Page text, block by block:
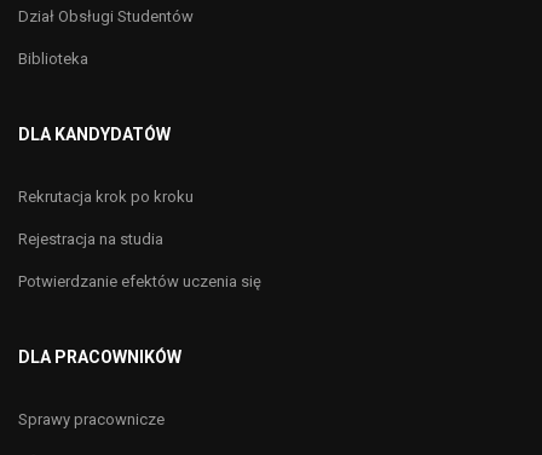
Dział Obsługi Studentów
Biblioteka
DLA KANDYDATÓW
Rekrutacja krok po kroku
Rejestracja na studia
Potwierdzanie efektów uczenia się
DLA PRACOWNIKÓW
Sprawy pracownicze